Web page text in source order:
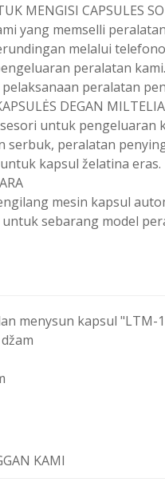
MENGISI CAPSULES
yang memselli
melalui
peralatan
peralatan
DEGAN
untuk pengeluaran
serbuk, peralatan
kapsul želatina eras.
mesin kapsul
sebarang model
menysun kapsul "LTM-
KAMI